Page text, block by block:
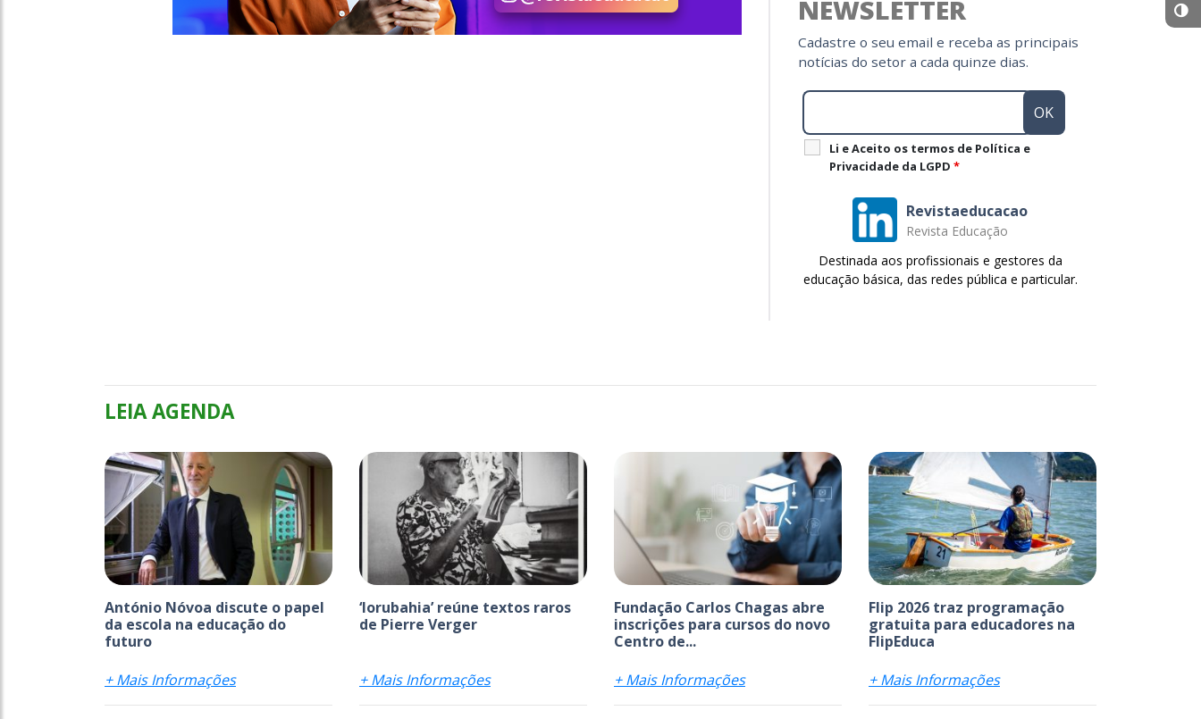
NEWSLETTER
Cadastre o seu email e receba as principais
notícias do setor a cada quinze dias.
Li e Aceito os termos de Política e
Privacidade da LGPD *
Revistaeducacao
Revista Educação
Destinada aos profissionais e gestores da
educação básica, das redes pública e particular.
LEIA AGENDA
António Nóvoa discute o papel
da escola na educação do
futuro
+ Mais Informações
‘Iorubahia’ reúne textos raros
de Pierre Verger
+ Mais Informações
Fundação Carlos Chagas abre
inscrições para cursos do novo
Centro de...
+ Mais Informações
Flip 2026 traz programação
gratuita para educadores na
FlipEduca
+ Mais Informações